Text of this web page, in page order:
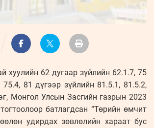
хуулийн 62 дугаар зүйлийн 62.1.7, 75
75.4, 81 дүгээр зүйлийн 81.5.1, 81.5.2,
Монгол Улсын Засгийн газрын 2023
батлагдсан “Төрийн өмчит
удирдах зөвлөлийн хараат бус